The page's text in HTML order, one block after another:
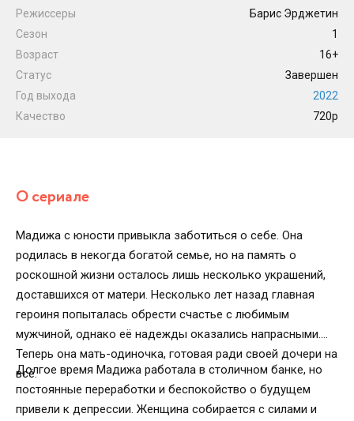
Режиссеры
Барис Эрджетин
Сезон
1
Возраст
16+
Статус
Завершен
Год выхода
2022
Качество
720p
О сериале
Мадижа с юности привыкла заботиться о себе. Она
родилась в некогда богатой семье, но на память о
роскошной жизни осталось лишь несколько украшений,
доставшихся от матери. Несколько лет назад главная
героиня попыталась обрести счастье с любимым
мужчиной, однако её надежды оказались напрасными.
Теперь она мать-одиночка, готовая ради своей дочери на
всё.
Долгое время Мадижа работала в столичном банке, но
постоянные переработки и беспокойство о будущем
привели к депрессии. Женщина собирается с силами и